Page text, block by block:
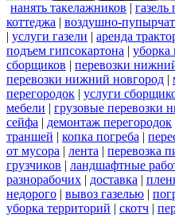
нанять такелажников |
коттеджа | воздушно-
| услуги газели | аренда
подъем гипсокартона | уборка
сборщиков | перевозки
перевозки нижний новгород |
перегородок | услуги
мебели | грузовые перевозки
сейфа | демонтаж перегородок
траншей | копка погреба |
от мусора | лента | перевозка
грузчиков | ландшафтные
разнорабочих | доставка |
недорого | вывоз газелью |
уборка территорий | скотч |